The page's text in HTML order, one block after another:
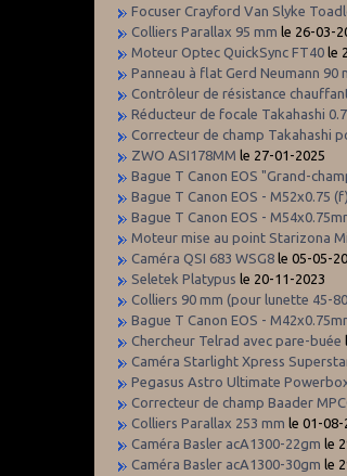
Focuser Crayford Van Slyke
Colliers Parallax 95 mm le 26-03-
Moteur Optec QuickSync FT40 le
Panneau à flat Gerd Neumann 90
Contrôleur de résistance
Réducteur de focale Takahashi
Correcteur de champ Takahashi
ZWO ASI178MM le 27-01-2025
Bague T Canon EOS "Grand-
Bague T Canon EOS - M52x0.75 (f)
Bague T Canon EOS -
Moteur mise au point Starizona
Caméra QSI 683 WSG8 le 05-05-
Seletek Platypus le 20-11-2023
Colliers 90 mm (pour lunette 45-
Bague T Canon EOS -
Chercheur Telrad avec pare-buée
Caméra Starlight Xpress
Pegasus Astro Ultimate
Correcteur de champ Baader
Colliers Parallax 253 mm le 01-08-
Caméra Basler acA1300-22gm le
Caméra Basler acA1300-30gm le